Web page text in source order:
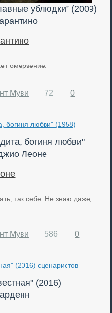
ублюдки” (2009)
омерзение.
Муви 72 0
богиня любви"
Леоне
так себе. Не знаю даже,
Муви 586 0
(2016)